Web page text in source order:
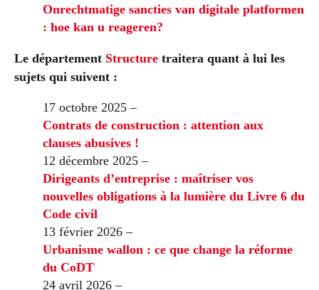
Onrechtmatige sancties van digitale platformen
: hoe kan u reageren?
Le département Structure traitera quant à lui les
sujets qui suivent :
17 octobre 2025 –
Contrats de construction : attention aux
clauses abusives !
12 décembre 2025 –
Dirigeants d’entreprise : maîtriser vos
nouvelles obligations à la lumière du Livre 6 du
Code civil
13 février 2026 –
Urbanisme wallon : ce que change la réforme
du CoDT
24 avril 2026 –